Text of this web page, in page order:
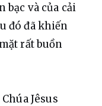
và của cải
đó đã khiến
rất buồn
Jêsus